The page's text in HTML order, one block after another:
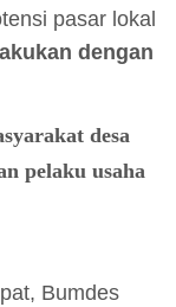
pasar lokal
dengan
desa
pelaku usaha
Bumdes